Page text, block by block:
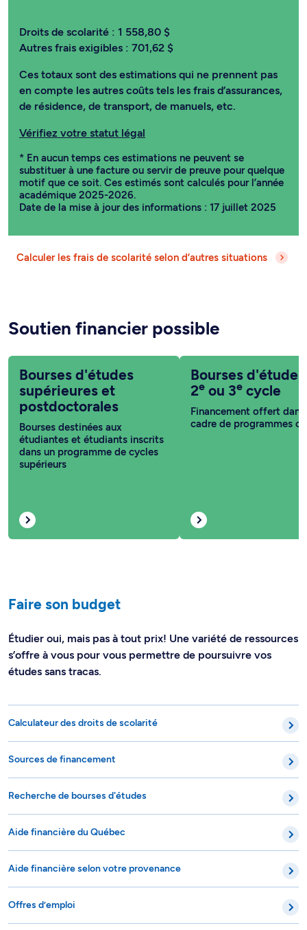
Droits de scolarité : 1 558,80 $
Autres frais exigibles : 701,62 $
Ces totaux sont des estimations qui ne prennent pas
en compte les autres coûts tels les frais d’assurances,
de résidence, de transport, de manuels, etc.
Vérifiez votre statut légal
* En aucun temps ces estimations ne peuvent se
substituer à une facture ou servir de preuve pour quelque
motif que ce soit. Ces estimés sont calculés pour l’année
académique 2025-2026.
Date de la mise à jour des informations : 17 juillet 2025
Calculer les frais de scolarité selon d’autres situations
Soutien financier possible
Bourses d'études
supérieures et
postdoctorales
Bourses destinées aux
étudiantes et étudiants inscrits
dans un programme de cycles
supérieurs
Bourses
2e ou 3e cycle
Financement offert dans
cadre de programmes
Faire son budget
Étudier oui, mais pas à tout prix! Une variété de ressources
s’offre à vous pour vous permettre de poursuivre vos
études sans tracas.
Calculateur des droits de scolarité
Sources de financement
Recherche de bourses d'études
Aide financière du Québec
Aide financière selon votre provenance
Offres d’emploi